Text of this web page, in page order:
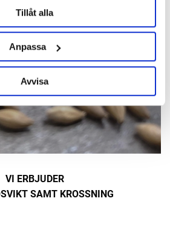
Tillåt alla
Anpassa
Avvisa
VI ERBJUDER
SAMT KROSSNING